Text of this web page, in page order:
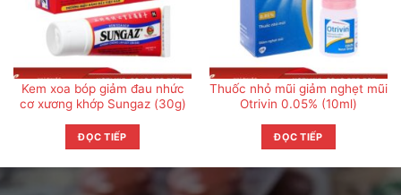
Kem xoa bóp giảm đau nhức
cơ xương khớp Sungaz (30g)
ĐỌC TIẾP
Thuốc nhỏ mũi giảm nghẹt mũi
Otrivin 0.05% (10ml)
ĐỌC TIẾP